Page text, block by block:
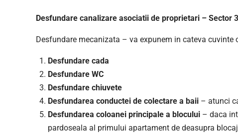
Desfundare canalizare asociatii de proprietari –
Desfundare mecanizata – va expunem in cateva cuvinte
Desfundare cada
Desfundare WC
Desfundare chiuvete
Desfundarea conductei de colectare a baii – atunci
Desfundarea coloanei principale a blocului – daca
pardoseala al primului apartament de deasupra